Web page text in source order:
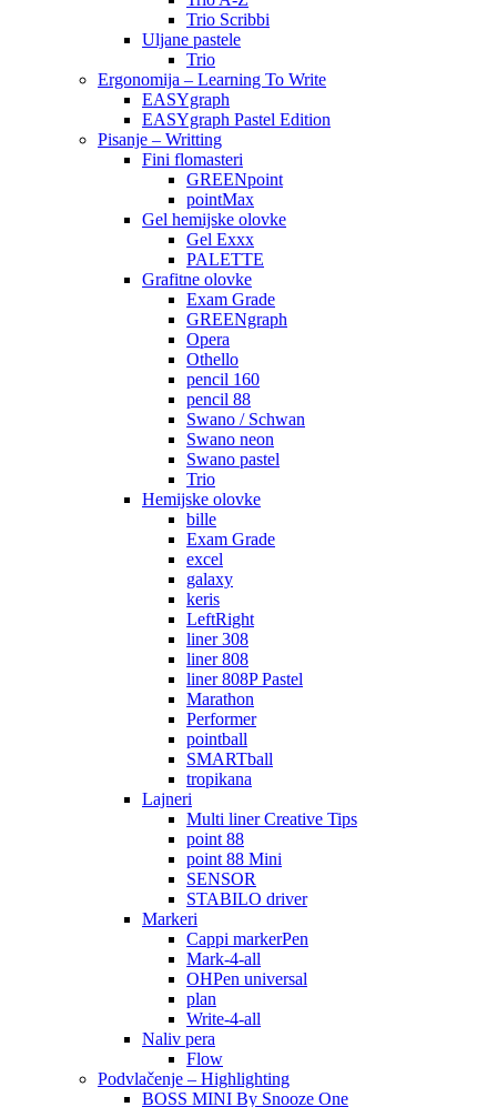
Trio Scribbi
Uljane pastele
Trio
Ergonomija – Learning To Write
EASYgraph
EASYgraph Pastel Edition
Pisanje – Writting
Fini flomasteri
GREENpoint
pointMax
Gel hemijske olovke
Gel Exxx
PALETTE
Grafitne olovke
Exam Grade
GREENgraph
Opera
Othello
pencil 160
pencil 88
Swano / Schwan
Swano neon
Swano pastel
Trio
Hemijske olovke
bille
Exam Grade
excel
galaxy
keris
LeftRight
liner 308
liner 808
liner 808P Pastel
Marathon
Performer
pointball
SMARTball
tropikana
Lajneri
Multi liner Creative Tips
point 88
point 88 Mini
SENSOR
STABILO driver
Markeri
Cappi markerPen
Mark-4-all
OHPen universal
plan
Write-4-all
Naliv pera
Flow
Podvlačenje – Highlighting
BOSS MINI By Snooze One